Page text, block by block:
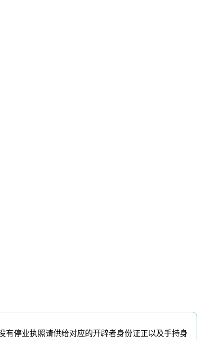
停业执照请供给对应的开辟者身份证正以及手持身